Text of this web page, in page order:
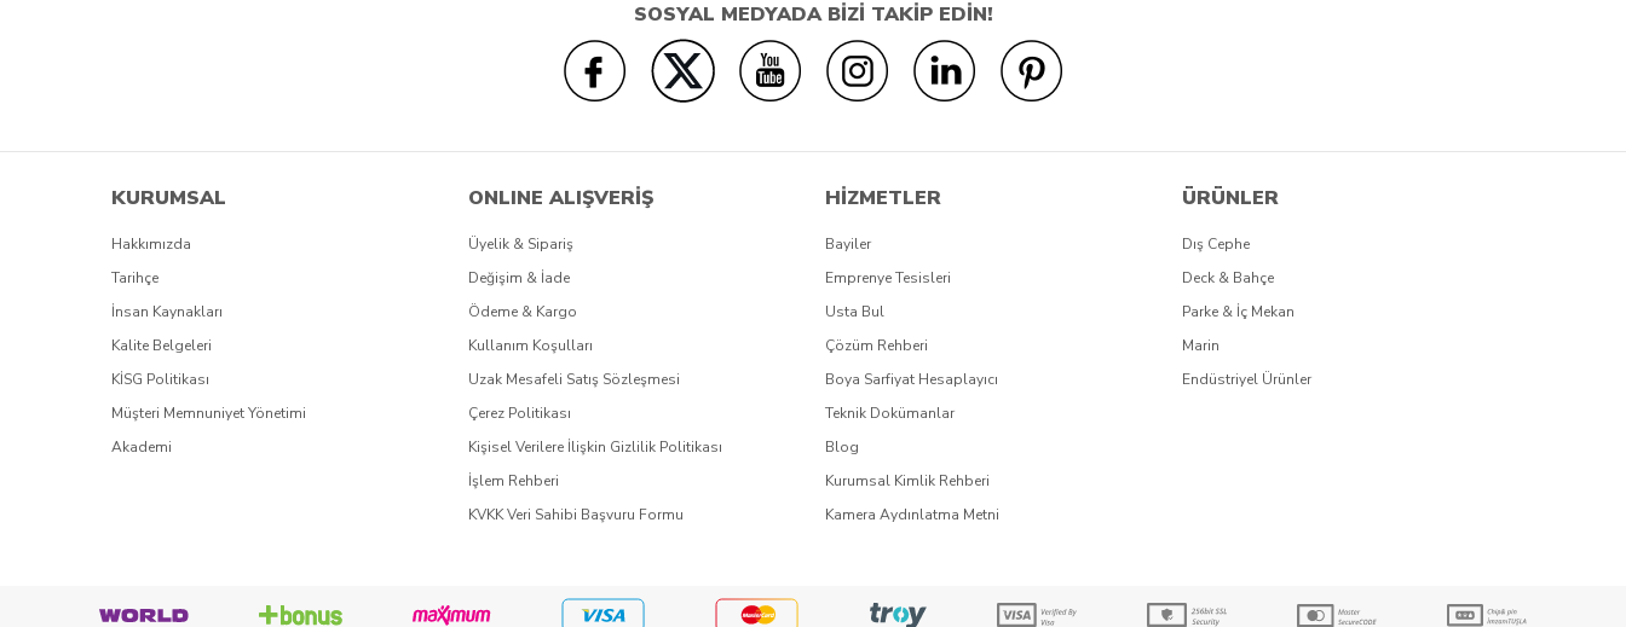
SOSYAL MEDYADA BİZİ TAKİP EDİN!
KURUMSAL
Hakkımızda
Tarihçe
İnsan Kaynakları
Kalite Belgeleri
KİSG Politikası
Müşteri Memnuniyet Yönetimi
Akademi
ONLINE ALIŞVERİŞ
Üyelik & Sipariş
Değişim & İade
Ödeme & Kargo
Kullanım Koşulları
Uzak Mesafeli Satış Sözleşmesi
Çerez Politikası
Kişisel Verilere İlişkin Gizlilik Politikası
İşlem Rehberi
KVKK Veri Sahibi Başvuru Formu
HİZMETLER
Bayiler
Emprenye Tesisleri
Usta Bul
Çözüm Rehberi
Boya Sarfiyat Hesaplayıcı
Teknik Dokümanlar
Blog
Kurumsal Kimlik Rehberi
Kamera Aydınlatma Metni
ÜRÜNLER
Dış Cephe
Deck & Bahçe
Parke & İç Mekan
Marin
Endüstriyel Ürünler